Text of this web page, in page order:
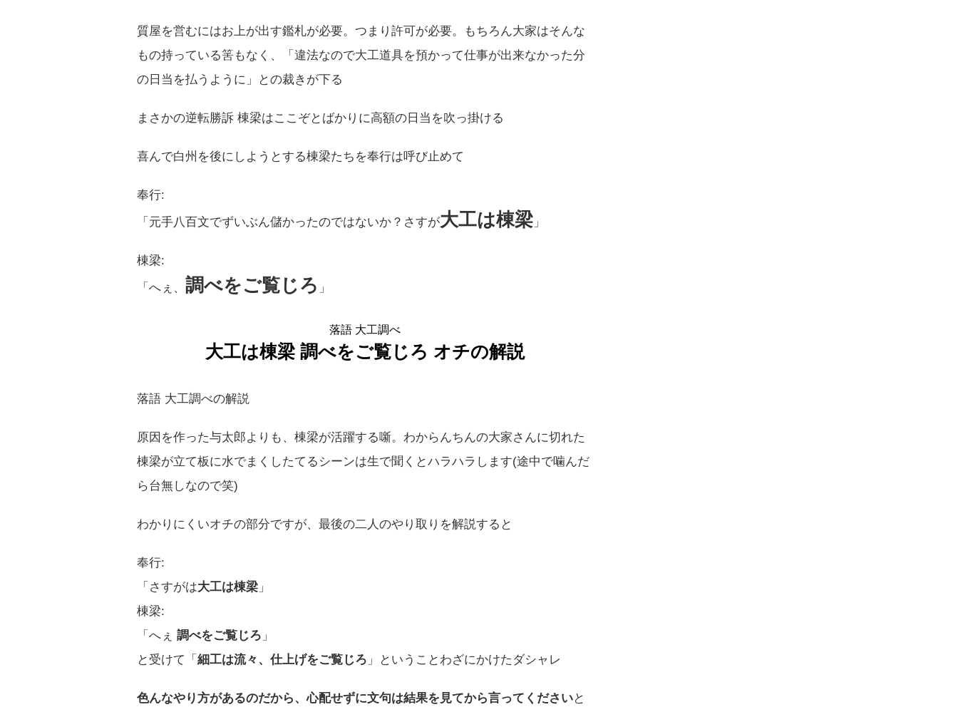
質屋を営むにはお上が出す鑑札が必要。つまり許可が必要。もちろん大家はそんな
もの持っている筈もなく、「違法なので大工道具を預かって仕事が出来なかった分
の日当を払うように」との裁きが下る
まさかの逆転勝訴 棟梁はここぞとばかりに高額の日当を吹っ掛ける
喜んで白州を後にしようとする棟梁たちを奉行は呼び止めて
奉行:
「元手八百文でずいぶん儲かったのではないか？さすが大工は棟梁 」
棟梁:
「へぇ、 調べをご覧じろ 」
落語 大工調べ
大工は棟梁 調べをご覧じろ オチの解説
落語 大工調べの解説
原因を作った与太郎よりも、棟梁が活躍する噺。わからんちんの大家さんに切れた
棟梁が立て板に水でまくしたてるシーンは生で聞くとハラハラします(途中で噛んだ
ら台無しなので笑)
わかりにくいオチの部分ですが、最後の二人のやり取りを解説すると
奉行:
「さすがは大工は棟梁 」
棟梁:
「へぇ 調べをご覧じろ 」
と受けて「 細工は流々、 仕上げをご覧じろ 」ということわざにかけたダシャレ
色んなやり方があるのだから、心配せずに文句は結果を見てから言ってくださいと